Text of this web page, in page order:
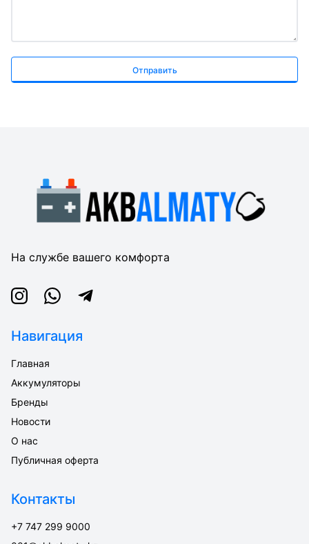
Отправить
На службе вашего комфорта
InstagramWhatsappTelegram
Навигация
Главная
Аккумуляторы
Бренды
Новости
О нас
Публичная оферта
Контакты
+7 747 299 9000